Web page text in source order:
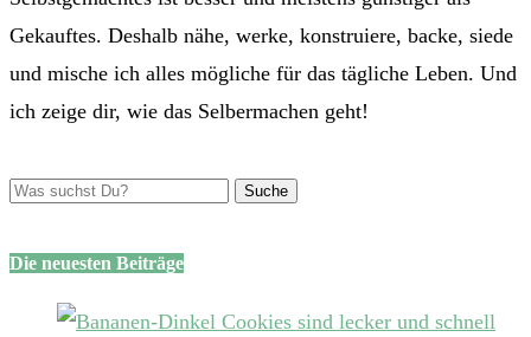
Gekauftes. Deshalb nähe, werke, konstruiere, backe, siede
und mische ich alles mögliche für das tägliche Leben. Und
ich zeige dir, wie das Selbermachen geht!
Die neuesten Beiträge